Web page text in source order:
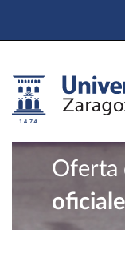
Oferta